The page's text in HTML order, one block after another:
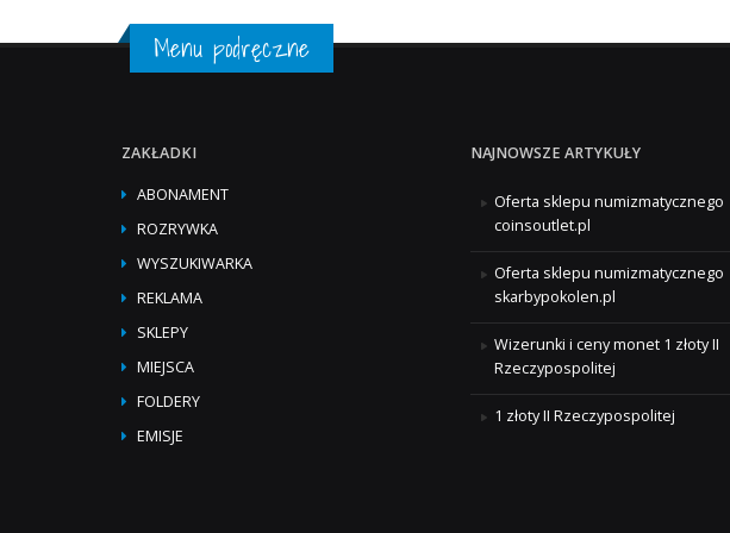
Menu podręczne
ZAKŁADKI
ABONAMENT
ROZRYWKA
WYSZUKIWARKA
REKLAMA
SKLEPY
MIEJSCA
FOLDERY
EMISJE
NAJNOWSZE ARTYKUŁY
Oferta sklepu numizmatycznego
coinsoutlet.pl
Oferta sklepu numizmatycznego
skarbypokolen.pl
Wizerunki i ceny monet 1 złoty II
Rzeczypospolitej
1 złoty II Rzeczypospolitej